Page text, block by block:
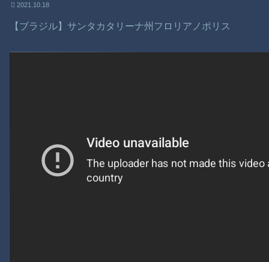
2021.10.18
【ブラジル】サンタカタリーナ州フロリアノポリス